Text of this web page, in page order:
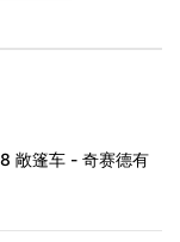
敞篷车 - 奇赛德有